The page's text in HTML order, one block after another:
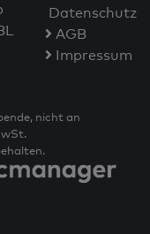
Datenschutz
AGB
Impressum
nicht an